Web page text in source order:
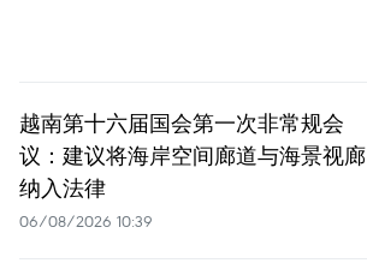
越南第十六届国会第一次非常规会
议：建议将海岸空间廊道与海景视廊
纳入法律
06/08/2026 10:39